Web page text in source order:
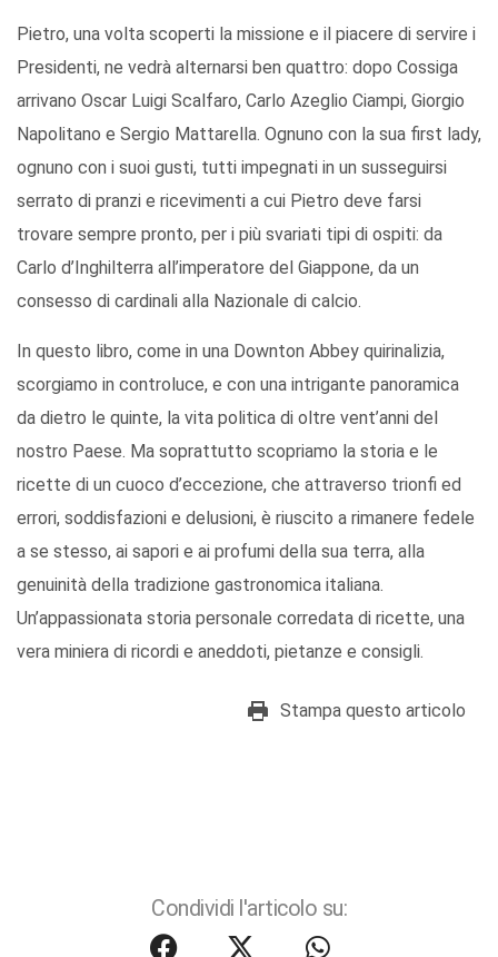
Pietro, una volta scoperti la missione e il piacere di servire i
Presidenti, ne vedrà alternarsi ben quattro: dopo Cossiga
arrivano Oscar Luigi Scalfaro, Carlo Azeglio Ciampi, Giorgio
Napolitano e Sergio Mattarella. Ognuno con la sua first lady,
ognuno con i suoi gusti, tutti impegnati in un susseguirsi
serrato di pranzi e ricevimenti a cui Pietro deve farsi
trovare sempre pronto, per i più svariati tipi di ospiti: da
Carlo d’Inghilterra all’imperatore del Giappone, da un
consesso di cardinali alla Nazionale di calcio.
In questo libro, come in una Downton Abbey quirinalizia,
scorgiamo in controluce, e con una intrigante panoramica
da dietro le quinte, la vita politica di oltre vent’anni del
nostro Paese. Ma soprattutto scopriamo la storia e le
ricette di un cuoco d’eccezione, che attraverso trionfi ed
errori, soddisfazioni e delusioni, è riuscito a rimanere fedele
a se stesso, ai sapori e ai profumi della sua terra, alla
genuinità della tradizione gastronomica italiana.
Un’appassionata storia personale corredata di ricette, una
vera miniera di ricordi e aneddoti, pietanze e consigli.
Stampa questo articolo
Condividi l'articolo su: